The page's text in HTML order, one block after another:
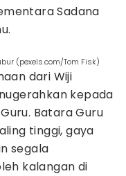
Sadana
(pexels.com/Tom Fisk)
dari Wiji
kepada
Batara Guru
tinggi, gaya
segala
kalangan di